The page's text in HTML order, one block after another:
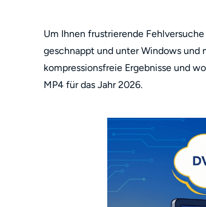
Um Ihnen frustrierende
geschnappt und unter Windows und
kompressionsfreie Ergebnisse und
MP4 für das Jahr 2026.